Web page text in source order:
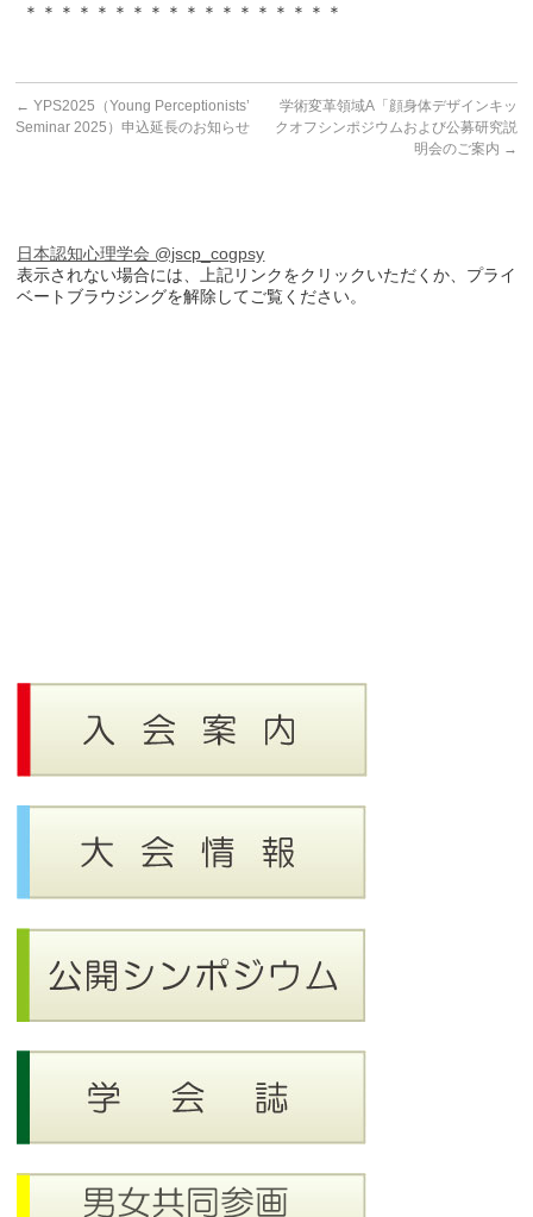
＊＊＊＊＊＊＊＊＊＊＊＊＊＊＊＊＊＊
← YPS2025（Young Perceptionists’
Seminar 2025）申込延長のお知らせ
学術変革領域A「顔身体デザインキッ
クオフシンポジウムおよび公募研究説
明会のご案内 →
日本認知心理学会 @jscp_cogpsy
表示されない場合には、上記リンクをクリックいただくか、プライ
ベートブラウジングを解除してご覧ください。